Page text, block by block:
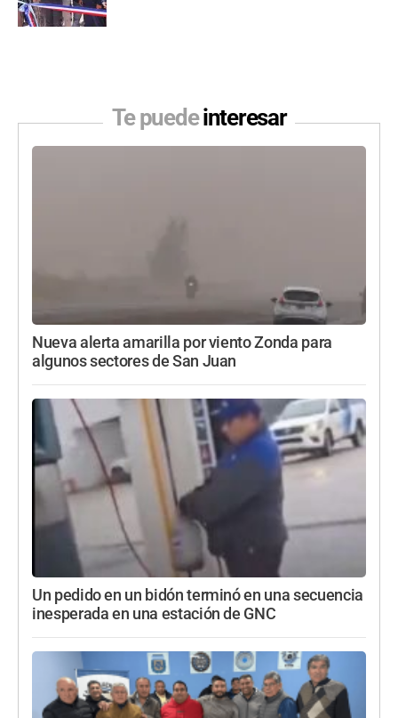
Te puedeinteresar
Nueva alerta amarilla por viento Zonda para
algunos sectores de San Juan
Un pedido en un bidón terminó en una secuencia
inesperada en una estación de GNC